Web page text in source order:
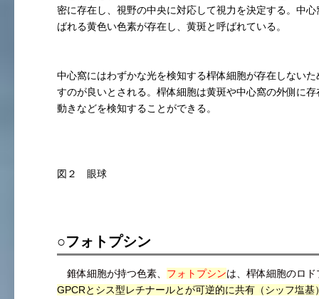
密に存在し、視野の中央に対応して視力を決定する。中
ばれる黄色い色素が存在し、黄斑と呼ばれている。
中心窩にはわずかな光を検知する桿体細胞が存在しない
すのが良いとされる。桿体細胞は黄斑や中心窩の外側に
動きなどを検知することができる。
図２ 眼球
○フォトプシン
錐体細胞が持つ色素、 フォトプシンは、桿体細胞のロ
GPCRとシス型レチナールとが可逆的に共有（シッフ塩基